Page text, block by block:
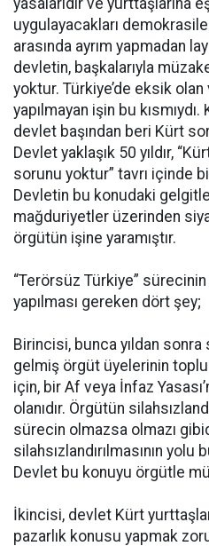
uygulayacakları
arasında ayrım yapmadan
devletin, başkalarıyla
yoktur. Türkiye’de eksik
yapılmayan işin bu
devlet başından beri Kürt
Devlet yaklaşık 50 yıldır,
sorunu yoktur” tavrı içinde
Devletin bu konudaki
mağduriyetler üzerinden
örgütün işine yaramıştır.
“Terörsüz Türkiye”
yapılması gereken dört şey;
Birincisi, bunca yıldan sonra
gelmiş örgüt üyelerinin
için, bir Af veya İnfaz
olanıdır. Örgütün
sürecin olmazsa olmazı
silahsızlandırılmasının
Devlet bu konuyu örgütle
İkincisi, devlet Kürt
pazarlık konusu yapmak